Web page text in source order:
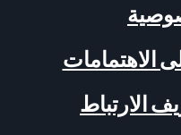
الاهتمامات
الارتباط